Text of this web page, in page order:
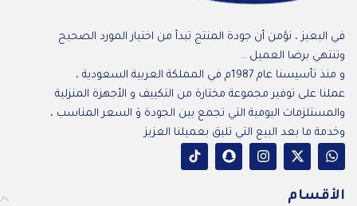
في البعيز ، نؤمن أن جودة المنتج تبدأ من اختيار المورد الصحيح
وتنتهي برضا العميل ..
و منذ تأسيسنا عام 1987م في المملكة العربية السعودية ،
عملنا على توفير مجموعة مختارة من التكييف و الأجهزة المنزلية
والمستلزمات اليومية التي تجمع بين الجودة وَ السعر المناسب ،
وخدمة ما بعد البيع التي تليق بعميلنا العزيز
الأقسام